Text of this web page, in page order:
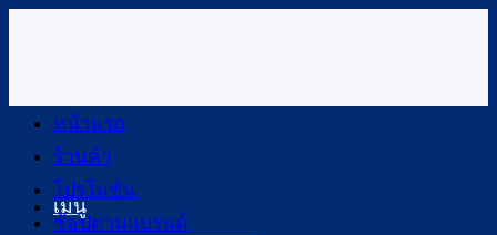
เนื้อหา
เมนู
หน้าแรก
ร้านค้า
โปรโมชัน
ช้อปตามแบรนด์